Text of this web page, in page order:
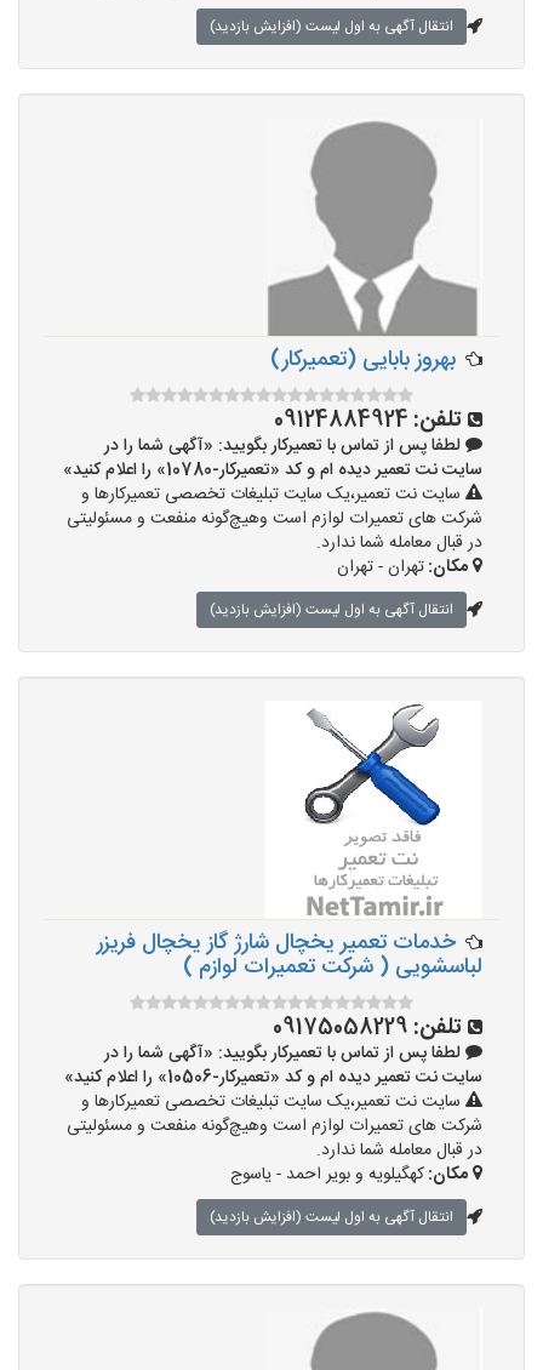
انتقال آگهی به اول لیست (افزایش بازدید)
بهروز بابایی (تعمیرکار)
تلفن: 09124884924
لطفا پس از تماس با تعمیرکار بگویید: «آگهی شما را در
سایت نت تعمیر دیده ام و کد «تعمیرکار-10780» را اعلام کنید»
سایت نت تعمیر،یک سایت تبلیغات تخصصی تعمیرکارها و
شرکت های تعمیرات لوازم است وهیچ‌گونه منفعت و مسئولیتی
در قبال معامله شما ندارد.
مکان:تهران - تهران
انتقال آگهی به اول لیست (افزایش بازدید)
خدمات تعمیر یخچال شارژ گاز یخچال فریزر
لباسشویی ( شرکت تعمیرات لوازم )
تلفن: 09175058229
لطفا پس از تماس با تعمیرکار بگویید: «آگهی شما را در
سایت نت تعمیر دیده ام و کد «تعمیرکار-10506» را اعلام کنید»
سایت نت تعمیر،یک سایت تبلیغات تخصصی تعمیرکارها و
شرکت های تعمیرات لوازم است وهیچ‌گونه منفعت و مسئولیتی
در قبال معامله شما ندارد.
مکان:کهگیلویه و بویر احمد - یاسوج
انتقال آگهی به اول لیست (افزایش بازدید)